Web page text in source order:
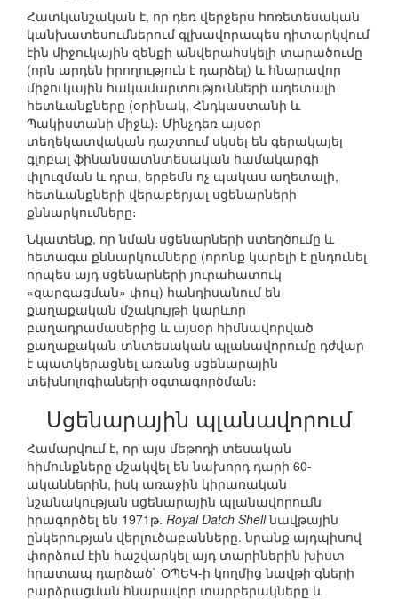
Հատկանշական է, որ դեռ վերջերս հոռետեսական
կանխատեսումներում գլխավորապես դիտարկվում
էին միջուկային զենքի անվերահսկելի տարածումը
(որն արդեն իրողություն է դարձել) և հնարավոր
միջուկային հակամարտությունների աղետալի
հետևանքները (օրինակ, Հնդկաստանի և
Պակիստանի միջև)։ Մինչդեռ այսօր
տեղեկատվական դաշտում սկսել են գերակայել
գլոբալ ֆինանսատնտեսական համակարգի
փլուզման և դրա, երբեմն ոչ պակաս աղետալի,
հետևանքների վերաբերյալ սցենարների
քննարկումները։
Նկատենք, որ նման սցենարների ստեղծումը և
հետագա քննարկումները (որոնք կարելի է ընդունել
որպես այդ սցենարների յուրահատուկ
«զարգացման» փուլ) հանդիսանում են
քաղաքական մշակույթի կարևոր
բաղադրամասերից և այսօր հիմնավորված
քաղաքական-տնտեսական պլանավորումը դժվար
է պատկերացնել առանց սցենարային
տեխնոլոգիաների օգտագործման։
Սցենարային պլանավորում
Համարվում է, որ այս մեթոդի տեսական
հիմունքները մշակվել են նախորդ դարի 60-
ականներին, իսկ առաջին կիրառական
նշանակության սցենարային պլանավորումն
իրագործել են 1971թ. Royal Datch Shellնավթային
ընկերության վերլուծաբանները. նրանք այդպիսով
փորձում էին հաշվարկել այդ տարիներին խիստ
հրատապ դարձած` ՕՊԵԿ-ի կողմից նավթի գների
բարձրացման հնարավոր տարբերակները և